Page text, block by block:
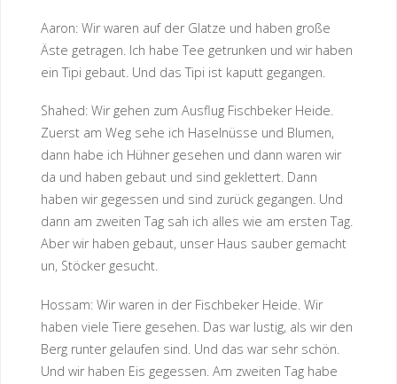
Aaron: Wir waren auf der Glatze und haben große
Äste getragen. Ich habe Tee getrunken und wir haben
ein Tipi gebaut. Und das Tipi ist kaputt gegangen.
Shahed: Wir gehen zum Ausflug Fischbeker Heide.
Zuerst am Weg sehe ich Haselnüsse und Blumen,
dann habe ich Hühner gesehen und dann waren wir
da und haben gebaut und sind geklettert. Dann
haben wir gegessen und sind zurück gegangen. Und
dann am zweiten Tag sah ich alles wie am ersten Tag.
Aber wir haben gebaut, unser Haus sauber gemacht
un, Stöcker gesucht.
Hossam: Wir waren in der Fischbeker Heide. Wir
haben viele Tiere gesehen. Das war lustig, als wir den
Berg runter gelaufen sind. Und das war sehr schön.
Und wir haben Eis gegessen. Am zweiten Tag habe